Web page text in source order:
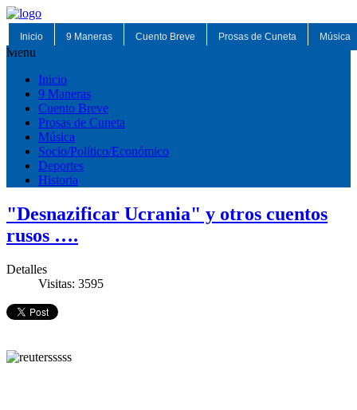
Inicio 9 Maneras Cuento Breve Prosas de Cuneta Música
Menu
Inicio
9 Maneras
Cuento Breve
Prosas de Cuneta
Música
Socio/Político/Económico
Deportes
Historia
"Desnazificar Ucrania" y otros cuentos
rusos ….
Detalles
Visitas: 3595